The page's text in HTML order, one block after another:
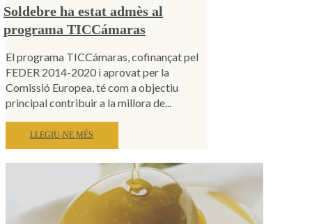
Soldebre ha estat admès al
programa TICCámaras
El programa TICCámaras, cofinançat pel
FEDER 2014-2020 i aprovat per la
Comissió Europea, té com a objectiu
principal contribuir a la millora de...
LLEGIU-NE MÉS